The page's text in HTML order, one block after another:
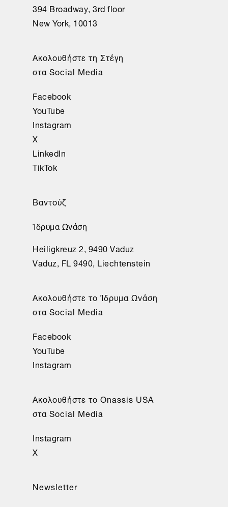
394 Broadway, 3rd floor
New York, 10013
Ακολουθήστε τη Στέγη
στα Social Media
Facebook
YouTube
Instagram
X
LinkedIn
TikTok
Βαντούζ
Ίδρυμα Ωνάση
Heiligkreuz 2, 9490 Vaduz
Vaduz, FL 9490, Liechtenstein
Aκολουθήστε το Ίδρυμα Ωνάση
στα Social Media
Facebook
YouTube
Instagram
Aκολουθήστε το Onassis USA
στα Social Media
Instagram
X
Newsletter